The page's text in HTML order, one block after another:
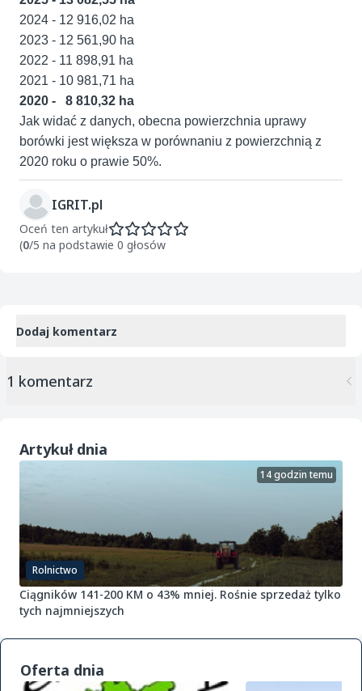
2024 - 12 916,02 ha
2023 - 12 561,90 ha
2022 - 11 898,91 ha
2021 - 10 981,71 ha
2020 - 8 810,32 ha
Jak widać z danych, obecna powierzchnia uprawy
borówki jest większa w porównaniu z powierzchnią z
2020 roku o prawie 50%.
IGRIT.pl
Oceń ten artykuł
(0/5 na podstawie 0 głosów
Dodaj komentarz
1 komentarz
Artykuł dnia
Rolnictwo
14 godzin temu
Ciągników 141-200 KM o 43% mniej. Rośnie sprzedaż tylko
tych najmniejszych
Oferta dnia